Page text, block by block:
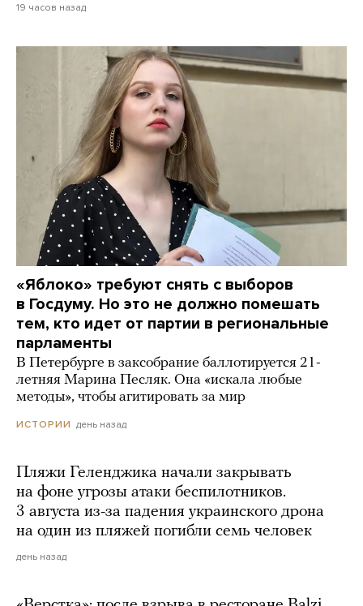
19 часов назад
«Яблоко» требуют снять с выборов
в Госдуму. Но это не должно помешать
тем, кто идет от партии в региональные
парламенты
В Петербурге в заксобрание баллотируется 21-
летняя Марина Песляк. Она «искала любые
методы», чтобы агитировать за мир
ИСТОРИИ день назад
Пляжи Геленджика начали закрывать
на фоне угрозы атаки беспилотников.
3 августа из-за падения украинского дрона
на один из пляжей погибли семь человек
день назад